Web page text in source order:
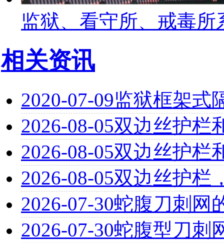
监狱、看守所、戒毒所
相关资讯
2020-07-09监狱框架式
2026-08-05双边丝护栏
2026-08-05双边丝护栏
2026-08-05双边丝护栏
2026-07-30蛇腹刀刺网
2026-07-30蛇腹型刀刺